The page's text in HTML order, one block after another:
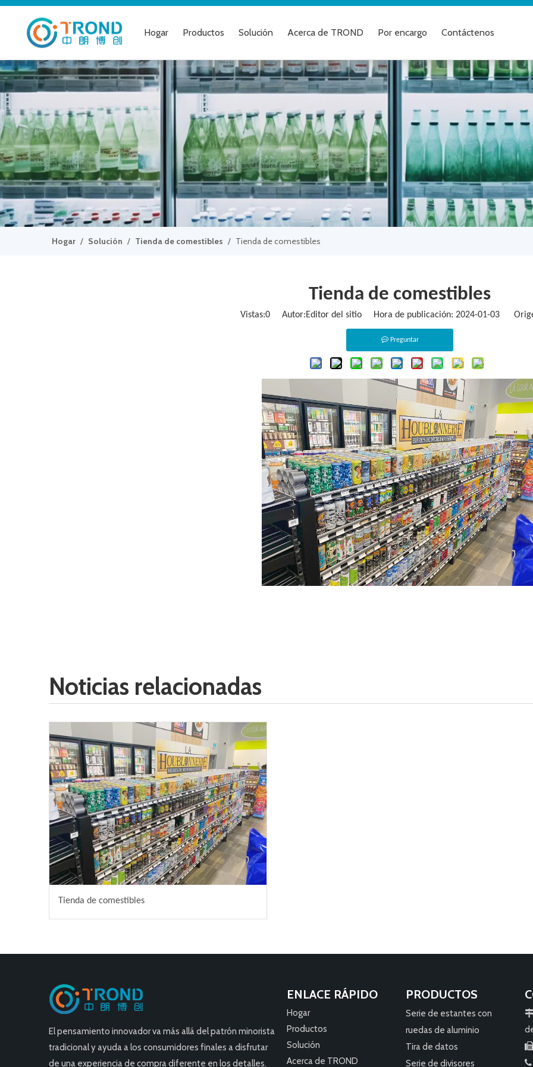
Hogar Productos Solución Acerca de TROND Por encargo Contáctenos
Hogar / Solución / Tienda de comestibles / Tienda de comestibles
Tienda de comestibles
Vistas:0Autor:Editor del sitio Hora de publicación: 2024-01-03
Preguntar
Noticias relacionadas
Tienda de comestibles
El pensamiento innovador va más allá del patrón minorista
tradicional y ayuda a los consumidores finales a disfrutar
de una experiencia de compra diferente en los detalles.
ENLACE RÁPIDO
Hogar
Productos
Solución
Acerca de TROND
PRODUCTOS
Serie de estantes con
ruedas de aluminio
Tira de datos
Serie de divisores
